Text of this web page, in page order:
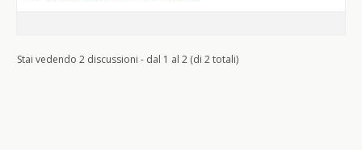
Stai vedendo 2 discussioni - dal 1 al 2 (di 2 totali)